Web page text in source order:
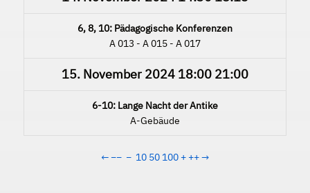
6, 8, 10: Pädagogische Konferenzen
A 013 - A 015 - A 017
15. November 2024 18:00 21:00
6-10: Lange Nacht der Antike
A-Gebäude
← −− − 10 50 100 + ++→